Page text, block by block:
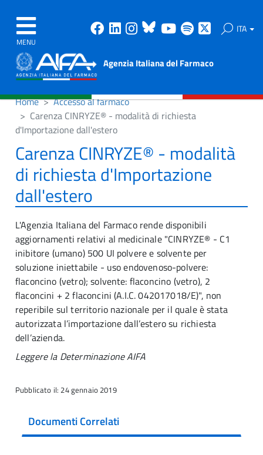
MENU
Facebook
Linkedin
Instagram
Bluesky
Youtube
Spotify ITA
Agenzia Italiana del Farmaco
Home
Accesso al farmaco
Carenza CINRYZE® - modalità di richiesta
d'Importazione dall'estero
Carenza CINRYZE® - modalità
di richiesta d'Importazione
dall'estero
L'Agenzia Italiana del Farmaco rende disponibili
aggiornamenti relativi al medicinale "CINRYZE® - C1
inibitore (umano) 500 UI polvere e solvente per
soluzione iniettabile - uso endovenoso-polvere:
flaconcino (vetro); solvente: flaconcino (vetro), 2
flaconcini + 2 flaconcini (A.I.C. 042017018/E)", non
reperibile sul territorio nazionale per il quale è stata
autorizzata l’importazione dall’estero su richiesta
dell’azienda.
Leggere la Determinazione AIFA
Pubblicato il: 24 gennaio 2019
Documenti Correlati